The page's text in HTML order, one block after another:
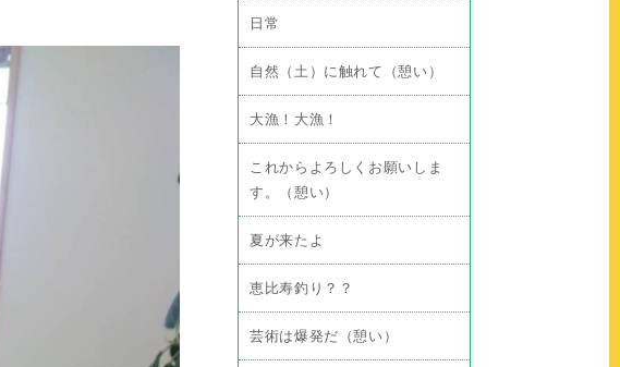
日常
自然（土）に触れて（憩い）
大漁！大漁！
これからよろしくお願いしま
す。（憩い）
夏が来たよ
恵比寿釣り？？
芸術は爆発だ（憩い）